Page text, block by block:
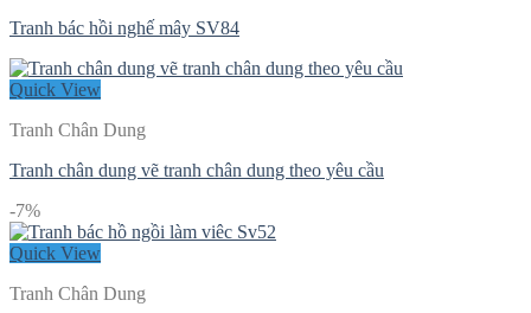
Tranh bác hồi nghế mây SV84
Quick View
Tranh Chân Dung
Tranh chân dung vẽ tranh chân dung theo yêu cầu
-7%
Quick View
Tranh Chân Dung